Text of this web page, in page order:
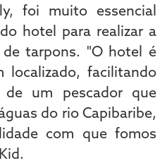
foi muito essencial
hotel para realizar a
de tarpons. "O hotel é
facilitando
um pescador que
do rio Capibaribe,
com que fomos